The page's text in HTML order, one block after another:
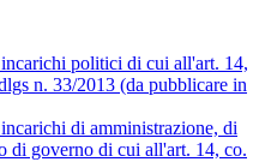
politici di cui all'art. 14,
n. 33/2013 (da pubblicare in
di amministrazione, di
di governo di cui all'art. 14, co.